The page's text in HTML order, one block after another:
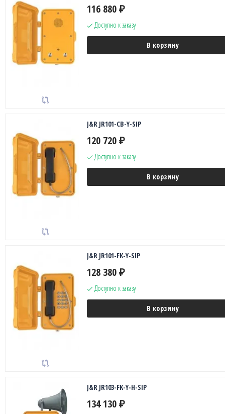
116 880 ₽
Доступно к заказу
В корзину
J&R JR101-CB-Y-SIP
120 720 ₽
Доступно к заказу
В корзину
J&R JR101-FK-Y-SIP
128 380 ₽
Доступно к заказу
В корзину
J&R JR103-FK-Y-H-SIP
134 130 ₽